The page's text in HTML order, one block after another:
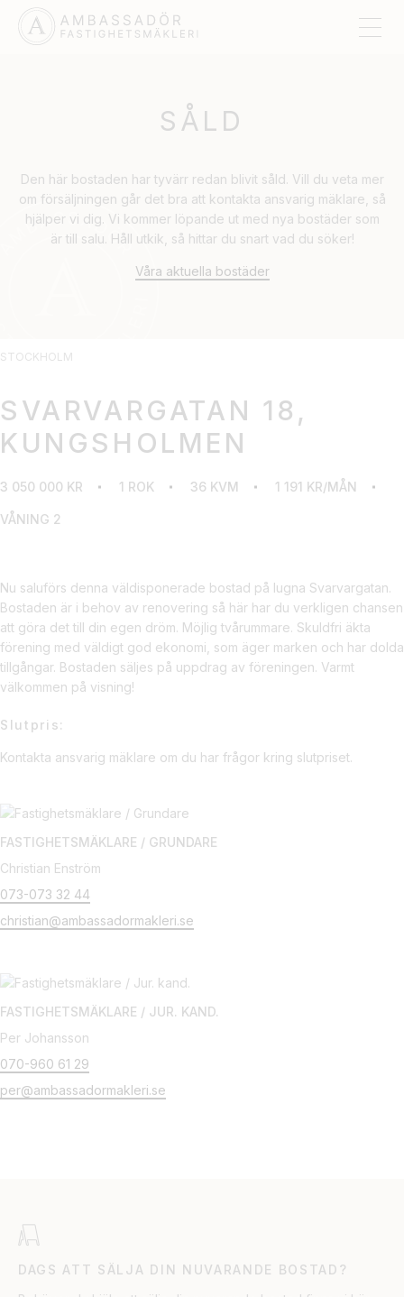
SÅLD
Den här bostaden har tyvärr redan blivit såld. Vill du veta mer
om försäljningen går det bra att kontakta ansvarig mäklare, så
hjälper vi dig. Vi kommer löpande ut med nya bostäder som
är till salu. Håll utkik, så hittar du snart vad du söker!
Våra aktuella bostäder
STOCKHOLM
SVARVARGATAN 18,
KUNGSHOLMEN
3 050 000 KR 1 ROK 36 KVM 1 191 KR/MÅN
VÅNING 2
Nu saluförs denna väldisponerade bostad på lugna Svarvargatan.
Bostaden är i behov av renovering så här har du verkligen chansen
att göra det till din egen dröm. Möjlig tvårummare. Skuldfri äkta
förening med väldigt god ekonomi, som äger marken och har dolda
tillgångar. Bostaden säljes på uppdrag av föreningen. Varmt
välkommen på visning!
Slutpris:
Kontakta ansvarig mäklare om du har frågor kring slutpriset.
FASTIGHETSMÄKLARE / GRUNDARE
Christian Enström
073-073 32 44
christian@ambassadormakleri.se
FASTIGHETSMÄKLARE / JUR. KAND.
Per Johansson
070-960 61 29
per@ambassadormakleri.se
DAGS ATT SÄLJA DIN NUVARANDE BOSTAD?